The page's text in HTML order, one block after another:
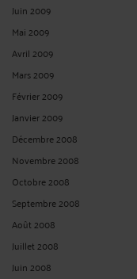
Juin 2009
Mai 2009
Avril 2009
Mars 2009
Février 2009
Janvier 2009
Décembre 2008
Novembre 2008
Octobre 2008
Septembre 2008
Août 2008
Juillet 2008
Juin 2008